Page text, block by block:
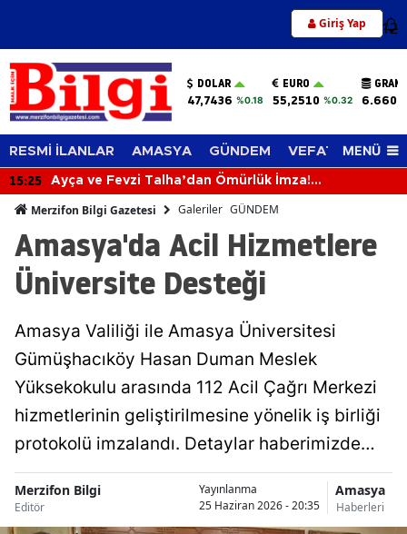
Giriş Yap 12
DOLAR
47,7436 %0.18
EURO
55,2510 %0.32
RESMİ İLANLAR AMASYA GÜNDEM VEFAT EDENLER
MENÜ
15:25
Ayça ve Fevzi Talha’dan Ömürlük İmza!
Merzifon Bilgi Gazetesi Galeriler GÜNDEM
Amasya'da Acil Hizmetlere
Üniversite Desteği
Amasya Valiliği ile Amasya Üniversitesi
Gümüşhacıköy Hasan Duman Meslek
Yüksekokulu arasında 112 Acil Çağrı Merkezi
hizmetlerinin geliştirilmesine yönelik iş birliği
protokolü imzalandı. Detaylar haberimizde…
Merzifon Bilgi
Editör
Yayınlanma
25 Haziran 2026 - 20:35
Amasya
Haberleri